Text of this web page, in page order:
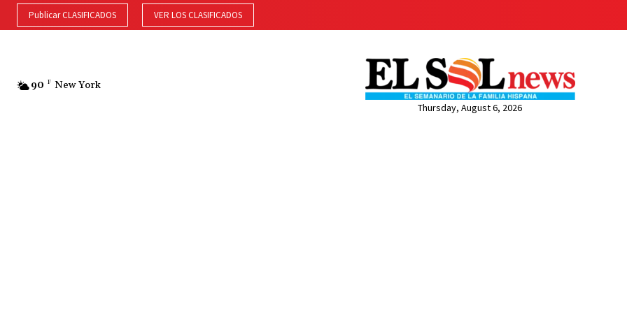
Publicar CLASIFICADOS VER LOS CLASIFICADOS
90 F New York
Thursday, August 6, 2026